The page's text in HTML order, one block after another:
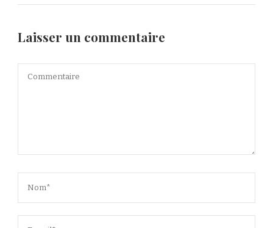
Laisser un commentaire